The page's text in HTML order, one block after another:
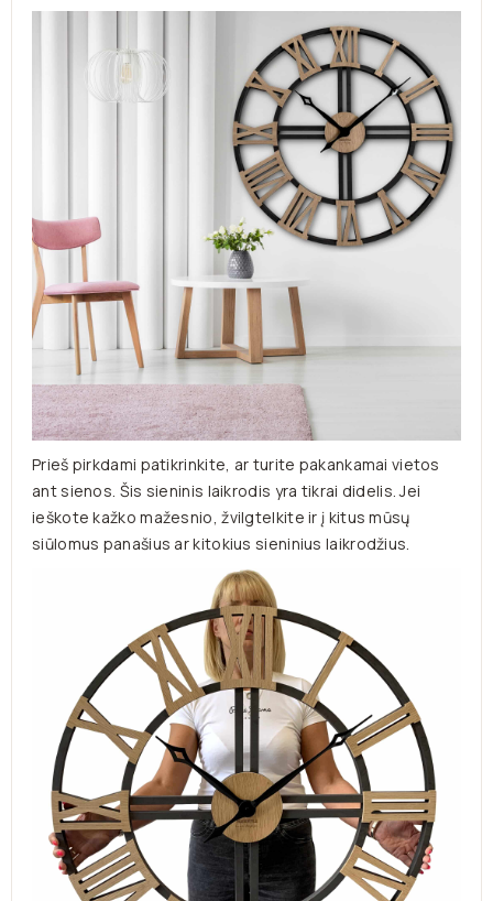
Prieš pirkdami patikrinkite, ar turite pakankamai vietos
ant sienos. Šis sieninis laikrodis yra tikrai didelis. Jei
ieškote kažko mažesnio, žvilgtelkite ir į kitus mūsų
siūlomus panašius ar kitokius sieninius laikrodžius.